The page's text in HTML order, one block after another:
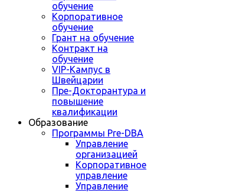
обучение
Корпоративное
обучение
Грант на обучение
Контракт на
обучение
VIP-Кампус в
Швейцарии
Пре-Докторантура и
повышение
квалификации
Образование
Программы Pre-DBA
Управление
организацией
Корпоративное
управление
Управление